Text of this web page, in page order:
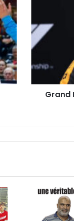
Pour
Stella,
Ferrari
l’équipe
Grand